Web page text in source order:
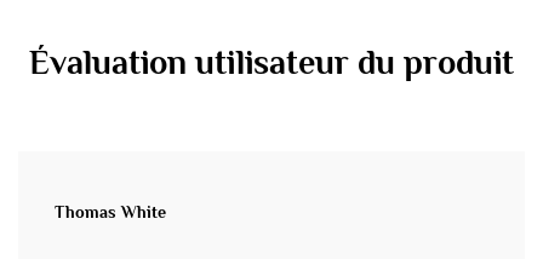
Évaluation utilisateur du produit
Thomas White